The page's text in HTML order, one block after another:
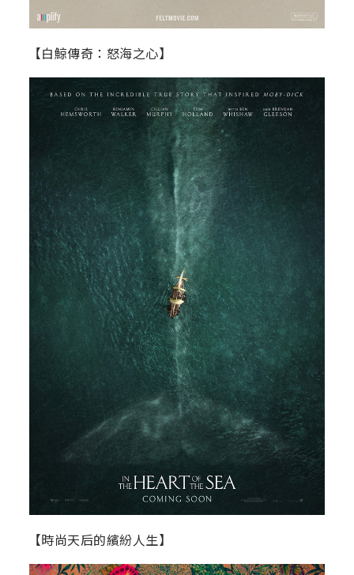
【白鯨傳奇：怒海之心】
【時尚天后的繽紛人生】